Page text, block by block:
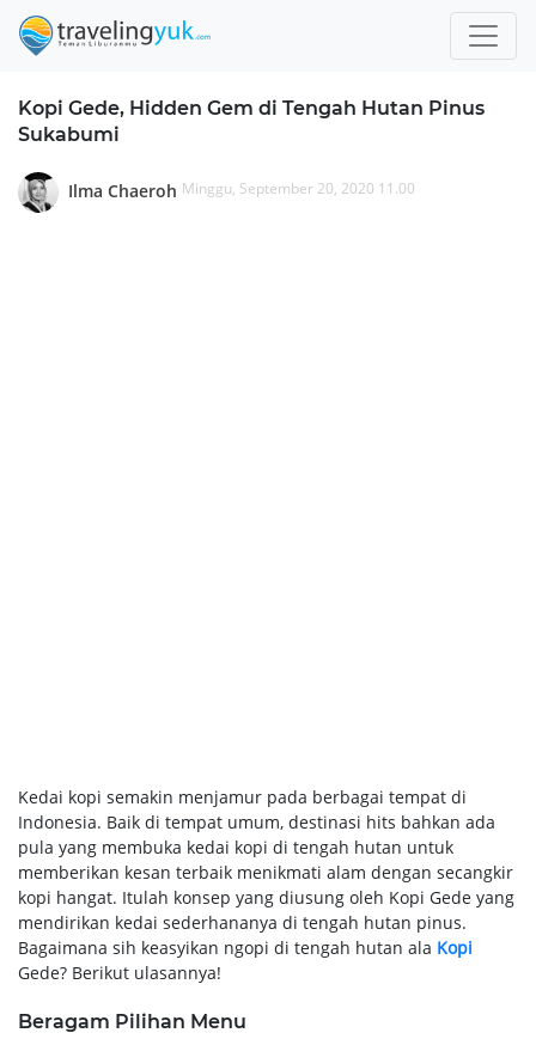
Kopi Gede, Hidden Gem di Tengah Hutan Pinus
Sukabumi
Ilma Chaeroh Minggu, September 20, 2020 11.00
Kedai kopi semakin menjamur pada berbagai tempat di
Indonesia. Baik di tempat umum, destinasi hits bahkan ada
pula yang membuka kedai kopi di tengah hutan untuk
memberikan kesan terbaik menikmati alam dengan secangkir
kopi hangat. Itulah konsep yang diusung oleh Kopi Gede yang
mendirikan kedai sederhananya di tengah hutan pinus.
Bagaimana sih keasyikan ngopi di tengah hutan ala Kopi
Gede? Berikut ulasannya!
Beragam Pilihan Menu